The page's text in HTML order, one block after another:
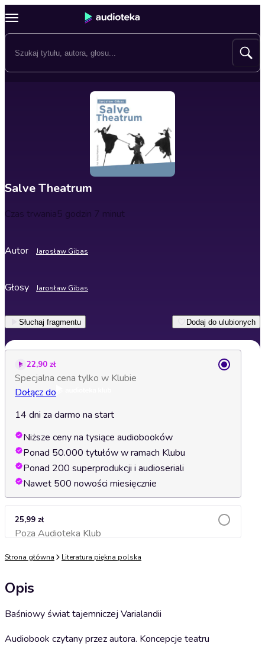
Salve Theatrum
Czas trwania5 godzin 7 minut
Autor Jarosław Gibas
Głosy Jarosław Gibas
Słuchaj fragmentu Dodaj do ulubionych
22,90 zł
Specjalna cena tylko w Klubie
Dołącz do
14 dni za darmo na start
Niższe ceny na tysiące audiobooków
Ponad 50.000 tytułów w ramach Klubu
Ponad 200 superprodukcji i audioseriali
Nawet 500 nowości miesięcznie
25,99 zł
Poza Audioteka KlubDodaj do koszyka
Strona główna Literatura piękna polska
Opis
Baśniowy świat tajemniczej Varialandii
Audiobook czytany przez autora. Koncepcje teatru